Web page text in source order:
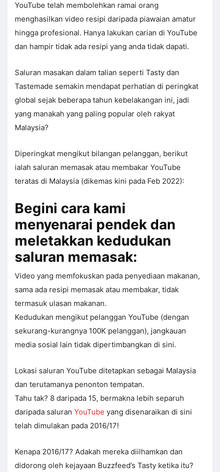
YouTube telah membolehkan ramai orang
menghasilkan video resipi daripada piawaian amatur
hingga profesional. Hanya lakukan carian di YouTube
dan hampir tidak ada resipi yang anda tidak dapati.
Saluran masakan dalam talian seperti Tasty dan
Tastemade semakin mendapat perhatian di peringkat
global sejak beberapa tahun kebelakangan ini, jadi
yang manakah yang paling popular oleh rakyat
Malaysia?
Diperingkat mengikut bilangan pelanggan, berikut
ialah saluran memasak atau membakar YouTube
teratas di Malaysia (dikemas kini pada Feb 2022):
Begini cara kami
menyenarai pendek dan
meletakkan kedudukan
saluran memasak:
Video yang memfokuskan pada penyediaan makanan,
sama ada resipi memasak atau membakar, tidak
termasuk ulasan makanan.
Kedudukan mengikut pelanggan YouTube (dengan
sekurang-kurangnya 100K pelanggan), jangkauan
media sosial lain tidak dipertimbangkan di sini.
Lokasi saluran YouTube ditetapkan sebagai Malaysia
dan terutamanya penonton tempatan.
Tahu tak? 8 daripada 15, bermakna lebih separuh
daripada saluran YouTube yang disenaraikan di sini
telah dimulakan pada 2016/17!
Kenapa 2016/17? Adakah mereka diilhamkan dan
didorong oleh kejayaan Buzzfeed’s Tasty ketika itu?